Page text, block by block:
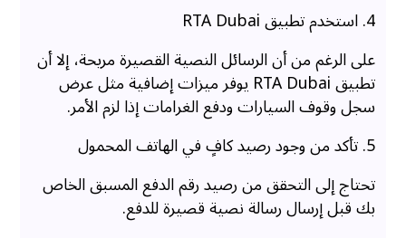
4. استخدم تطبيق RTA Dubai
على الرغم من أن الرسائل النصية القصيرة مريحة، إلا أن
تطبيق RTA Dubai يوفر ميزات إضافية مثل عرض
سجل وقوف السيارات ودفع الغرامات إذا لزم الأمر.
5. تأكد من وجود رصيد كافٍ في الهاتف المحمول
تحتاج إلى التحقق من رصيد رقم الدفع المسبق الخاص
بك قبل إرسال رسالة نصية قصيرة للدفع.